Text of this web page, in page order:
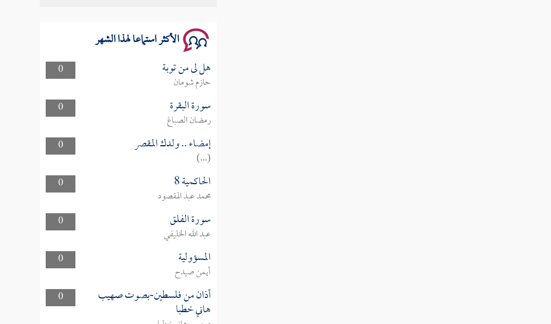
الأكثر استماعا لهذا الشهر
0 هل لى من توبة
حازم شومان
0
سورة البقرة
رمضان الصباغ
0
إمضاء .. ولدك المقصر
(...)
0
الحاكمية 8
محمد عبد المقصود
0
سورة الفلق
عبد الله الخليفي
0
المسؤولية
أيمن صيدح
0
أذان من فلسطين-بصوت صهيب
هاني خطبا